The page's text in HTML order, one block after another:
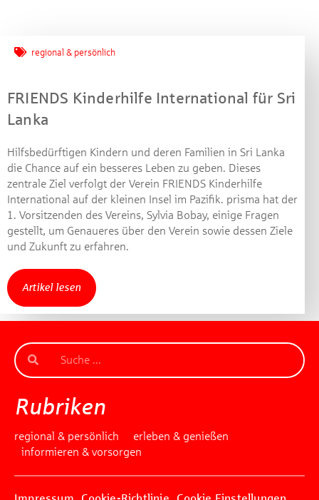
regional & persönlich
FRIENDS Kinderhilfe International für Sri
Lanka
Hilfsbedürftigen Kindern und deren Familien in Sri Lanka
die Chance auf ein besseres Leben zu geben. Dieses
zentrale Ziel verfolgt der Verein FRIENDS Kinderhilfe
International auf der kleinen Insel im Pazifik. prisma hat der
1. Vorsitzenden des Vereins, Sylvia Bobay, einige Fragen
gestellt, um Genaueres über den Verein sowie dessen Ziele
und Zukunft zu erfahren.
Artikel lesen
Rubriken
regional & persönlich
erleben & genießen
informieren & vorsorgen